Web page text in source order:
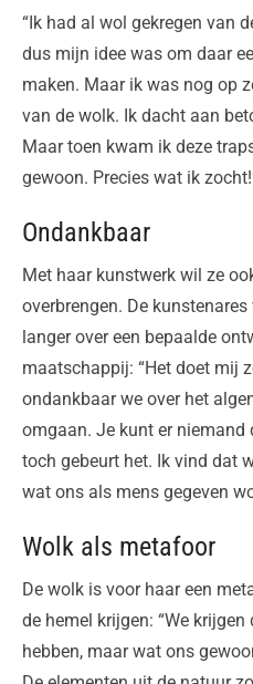
“Ik had al wol gekregen van
dus mijn idee was om daar
maken. Maar ik was nog op
van de wolk. Ik dacht aan
Maar toen kwam ik deze
gewoon. Precies wat ik
Ondankbaar
Met haar kunstwerk wil ze
overbrengen. De
langer over een bepaalde
maatschappij: “Het doet mij
ondankbaar we over het
omgaan. Je kunt er niemand
toch gebeurt het. Ik vind dat
wat ons als mens gegeven
Wolk als metafoor
De wolk is voor haar een
de hemel krijgen: “We
hebben, maar wat ons